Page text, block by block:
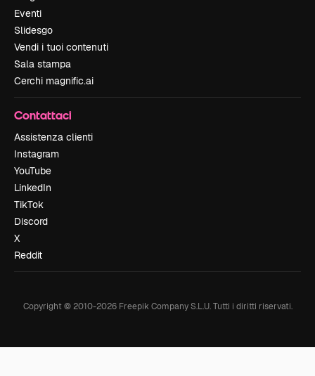
Eventi
Slidesgo
Vendi i tuoi contenuti
Sala stampa
Cerchi magnific.ai
Contattaci
Assistenza clienti
Instagram
YouTube
LinkedIn
TikTok
Discord
X
Reddit
Copyright © 2010-2026Freepik Company S.L.U. Tutti i diritti riservati.